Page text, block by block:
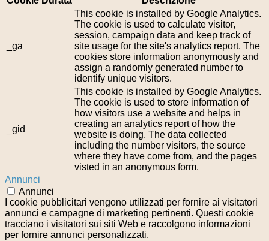
_ga
This cookie is installed by Google Analytics.
The cookie is used to calculate visitor,
session, campaign data and keep track of
site usage for the site's analytics report. The
cookies store information anonymously and
assign a randomly generated number to
identify unique visitors.
_gid
This cookie is installed by Google Analytics.
The cookie is used to store information of
how visitors use a website and helps in
creating an analytics report of how the
website is doing. The data collected
including the number visitors, the source
where they have come from, and the pages
visted in an anonymous form.
Annunci
Annunci
I cookie pubblicitari vengono utilizzati per fornire ai visitatori
annunci e campagne di marketing pertinenti. Questi cookie
tracciano i visitatori sui siti Web e raccolgono informazioni
per fornire annunci personalizzati.